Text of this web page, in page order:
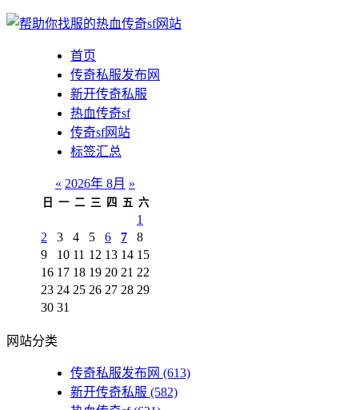
首页
传奇私服发布网
新开传奇私服
热血传奇sf
传奇sf网站
标签汇总
« 2026年 8月 »
日 一 二 三 四 五 六
1
2
3 4 5 6 7
8
9
10 11 12 13 14 15
16 17 18 19 20 21 22
23 24 25 26 27 28 29
30 31
网站分类
传奇私服发布网 (613)
新开传奇私服 (582)